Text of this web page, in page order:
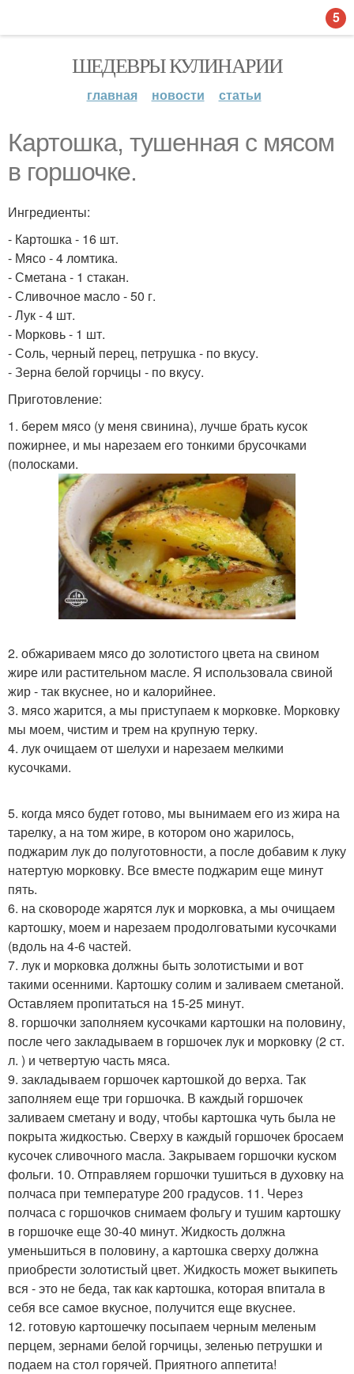
ШЕДЕВРЫ КУЛИНАРИИ
главная новости статьи
Картошка, тушенная с мясом
в горшочке.
Ингредиенты:
- Картошка - 16 шт.
- Мясо - 4 ломтика.
- Сметана - 1 стакан.
- Сливочное масло - 50 г.
- Лук - 4 шт.
- Морковь - 1 шт.
- Соль, черный перец, петрушка - по вкусу.
- Зерна белой горчицы - по вкусу.
Приготовление:
1. берем мясо (у меня свинина), лучше брать кусок
пожирнее, и мы нарезаем его тонкими брусочками
(полосками.
2. обжариваем мясо до золотистого цвета на свином
жире или растительном масле. Я использовала свиной
жир - так вкуснее, но и калорийнее.
3. мясо жарится, а мы приступаем к морковке. Морковку
мы моем, чистим и трем на крупную терку.
4. лук очищаем от шелухи и нарезаем мелкими
кусочками.
5. когда мясо будет готово, мы вынимаем его из жира на
тарелку, а на том жире, в котором оно жарилось,
поджарим лук до полуготовности, а после добавим к луку
натертую морковку. Все вместе поджарим еще минут
пять.
6. на сковороде жарятся лук и морковка, а мы очищаем
картошку, моем и нарезаем продолговатыми кусочками
(вдоль на 4-6 частей.
7. лук и морковка должны быть золотистыми и вот
такими осенними. Картошку солим и заливаем сметаной.
Оставляем пропитаться на 15-25 минут.
8. горшочки заполняем кусочками картошки на половину,
после чего закладываем в горшочек лук и морковку (2 ст.
л. ) и четвертую часть мяса.
9. закладываем горшочек картошкой до верха. Так
заполняем еще три горшочка. В каждый горшочек
заливаем сметану и воду, чтобы картошка чуть была не
покрыта жидкостью. Сверху в каждый горшочек бросаем
кусочек сливочного масла. Закрываем горшочки куском
фольги. 10. Отправляем горшочки тушиться в духовку на
полчаса при температуре 200 градусов. 11. Через
полчаса с горшочков снимаем фольгу и тушим картошку
в горшочке еще 30-40 минут. Жидкость должна
уменьшиться в половину, а картошка сверху должна
приобрести золотистый цвет. Жидкость может выкипеть
вся - это не беда, так как картошка, которая впитала в
себя все самое вкусное, получится еще вкуснее.
12. готовую картошечку посыпаем черным меленым
перцем, зернами белой горчицы, зеленью петрушки и
подаем на стол горячей. Приятного аппетита!
5